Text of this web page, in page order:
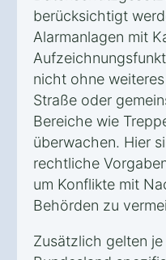
berücksichtigt
Alarmanlagen mit
nicht ohne
Straße oder
Bereiche wie
überwachen. Hier
rechtliche
um Konflikte mit
Behörden zu
Zusätzlich gelten je